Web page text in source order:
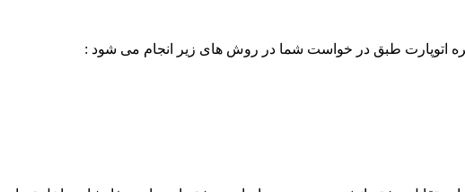
اتوپارت طبق در خواست شما در روش های زیر انجام می شود :